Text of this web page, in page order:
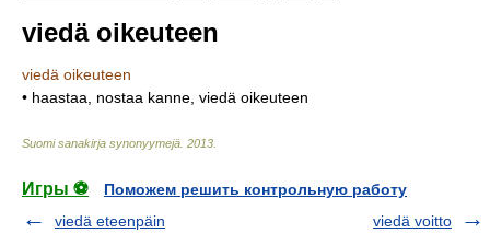
viedä oikeuteen
viedä oikeuteen
• haastaa, nostaa kanne, viedä oikeuteen
Suomi sanakirja synonyymejä 2013
Игры ⚽
Поможем решить контрольную работу
viedä eteenpäin
viedä voitto